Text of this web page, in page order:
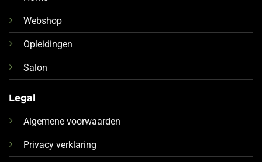
Webshop
Opleidingen
Salon
Legal
Algemene voorwaarden
Privacy verklaring